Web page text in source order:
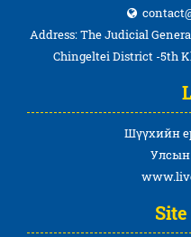
Address: The Judicial
Chingeltei District -5th
Шүүхийн
Улсын